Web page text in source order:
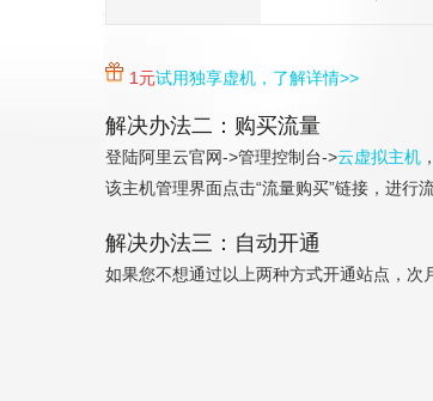
1元试用独享虚机，了解详情>>
解决办法二：购买流量
登陆阿里云官网->管理控制台->云虚拟主机
该主机管理界面点击“流量购买”链接，进行
解决办法三：自动开通
如果您不想通过以上两种方式开通站点，次